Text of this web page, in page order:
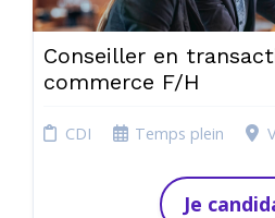
Conseiller en
commerce F/H
CDI Temps plein
Je